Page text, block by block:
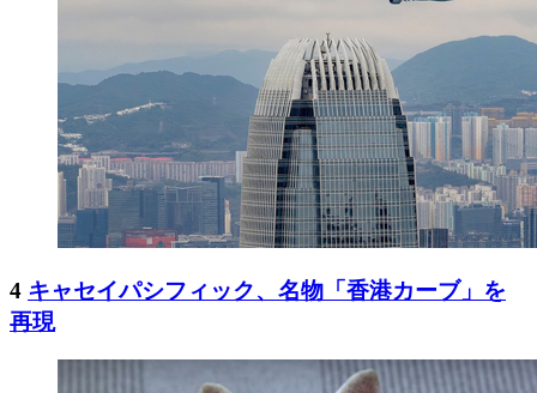
4 キャセイパシフィック、名物「香港カーブ」を
再現